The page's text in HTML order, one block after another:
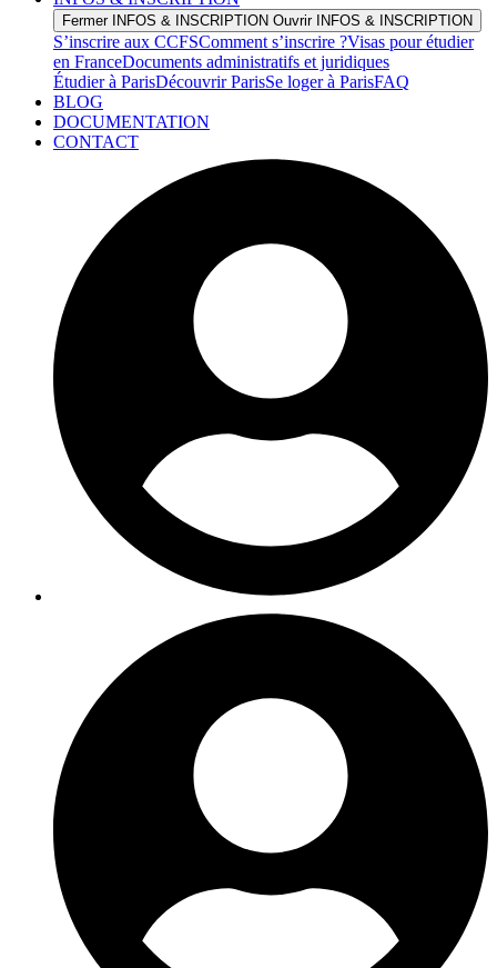
Fermer INFOS & INSCRIPTION Ouvrir INFOS & INSCRIPTION
S’inscrire aux CCFSComment s’inscrire ?Visas pour étudier
en FranceDocuments administratifs et juridiques
Étudier à ParisDécouvrir ParisSe loger à ParisFAQ
BLOG
DOCUMENTATION
CONTACT